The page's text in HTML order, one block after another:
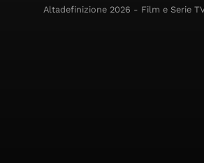
Altadefinizione 2026 - Film e Serie